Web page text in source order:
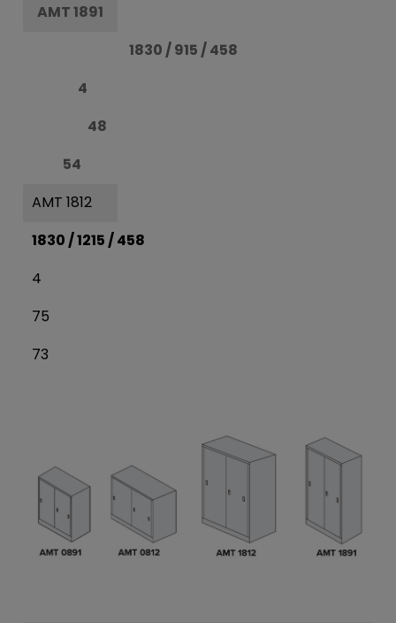
AMT 1891
1830 / 915 / 458
4
48
54
AMT 1812
1830 / 1215 / 458
4
75
73